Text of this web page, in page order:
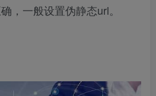
，一般设置伪静态url。